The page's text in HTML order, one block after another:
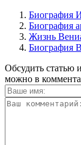
Биография
Биография
Жизнь
Биография
Обсудить статью
можно в